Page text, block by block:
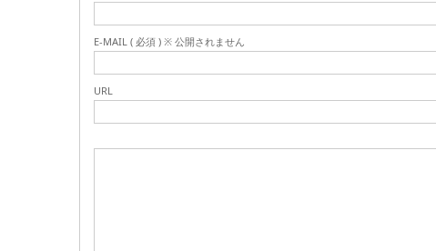
E-MAIL ( 必須 ) ※ 公開されません
URL